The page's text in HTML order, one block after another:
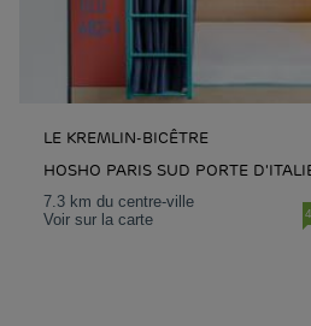
LE KREMLIN-BICÊTRE
HOSHO PARIS SUD PORTE
7.3 km du centre-ville
Voir sur la carte